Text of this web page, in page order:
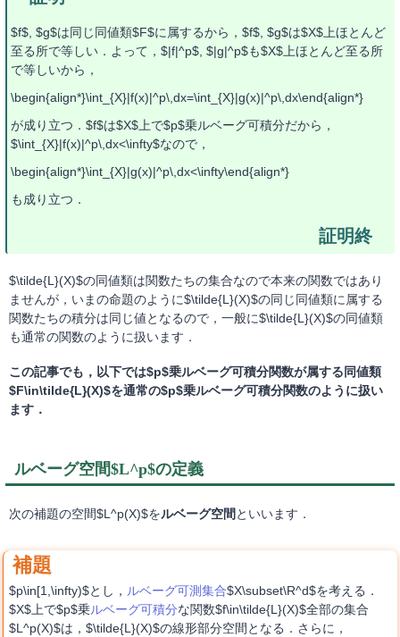
$f$, $g$は同じ同値類$F$に属するから，$f$, $g$は$X$上ほとんど
至る所で等しい．よって，$|f|^p$, $|g|^p$も$X$上ほとんど至る所
で等しいから，
\begin{align*}\int_{X}|f(x)|^p\,dx=\int_{X}|g(x)|^p\,dx\end{align*}
が成り立つ．$f$は$X$上で$p$乗ルベーグ可積分だから，
$\int_{X}|f(x)|^p\,dx<\infty$なので，
\begin{align*}\int_{X}|g(x)|^p\,dx<\infty\end{align*}
も成り立つ．
$\tilde{L}(X)$の同値類は関数たちの集合なので本来の関数ではあり
ませんが，いまの命題のように$\tilde{L}(X)$の同じ同値類に属する
関数たちの積分は同じ値となるので，一般に$\tilde{L}(X)$の同値類
も通常の関数のように扱います．
この記事でも，以下では$p$乗ルベーグ可積分関数が属する同値類
$F\in\tilde{L}(X)$を通常の$p$乗ルベーグ可積分関数のように扱い
ます．
ルベーグ空間$L^p$の定義
次の補題の空間$L^p(X)$をルベーグ空間 といいます．
$p\in[1,\infty)$とし， ルベーグ可測集合$X\subset\R^d$を考える．
$X$上で$p$乗ルベーグ可積分な関数$f\in\tilde{L}(X)$全部の集合
$L^p(X)$は，$\tilde{L}(X)$の線形部分空間となる．さらに，